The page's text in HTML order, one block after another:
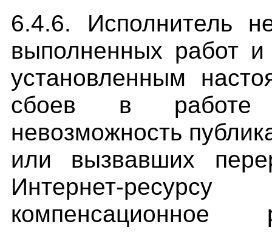
6.4.6. Исполнитель
выполненных работ и
установленным
сбоев в работе
невозможность
или вызвавших
Интернет-
компенсационное